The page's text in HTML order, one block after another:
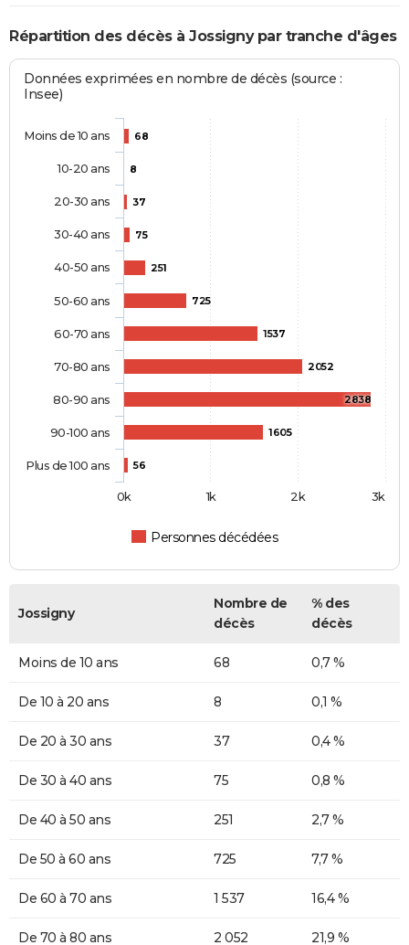
Répartition des décès à Jossigny par tranche d'âges
Données exprimées en nombre de décès (source :
Insee)
68
8
37
75
251
725
1537
2052
2838
1605
56
Personnes décédées
Moins de 10 ans
10-20 ans
20-30 ans
30-40 ans
40-50 ans
50-60 ans
60-70 ans
70-80 ans
80-90 ans
90-100 ans
Plus de 100 ans
0k 1k 2k 3k
Jossigny
Nombre de
décès
% des
décès
Moins de 10 ans 68 0,7 %
De 10 à 20 ans 8 0,1 %
De 20 à 30 ans 37 0,4 %
De 30 à 40 ans 75 0,8 %
De 40 à 50 ans 251 2,7 %
De 50 à 60 ans 725 7,7 %
De 60 à 70 ans 1 537 16,4 %
De 70 à 80 ans 2 052 21,9 %